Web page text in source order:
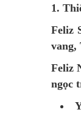
1.
Feliz
vang,
Feliz
ngọc